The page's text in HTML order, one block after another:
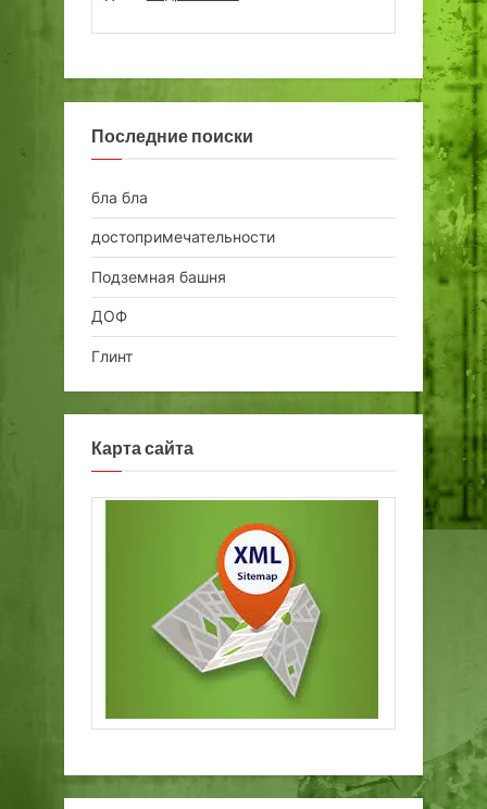
Последние поиски
бла бла
достопримечательности
Подземная башня
ДОФ
Глинт
Карта сайта